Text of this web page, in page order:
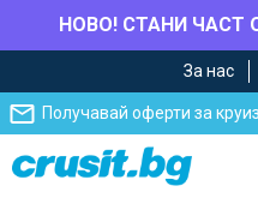
НОВО! СТАНИ ЧАСТ
главното
съдържание
Навигацията
За нас
Получавай оферти за